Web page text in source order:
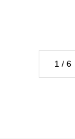
1 / 6